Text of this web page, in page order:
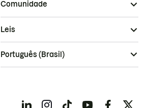
Comunidade
Leis
Português (Brasil)